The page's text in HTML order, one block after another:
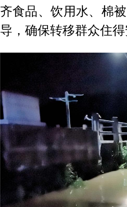
齐食品、饮用水、棉
导，确保转移群众住